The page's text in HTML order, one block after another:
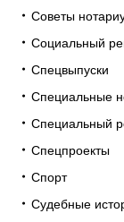
Советы
Социальный
Спецвыпуски
Специальные
Специальный
Спецпроекты
Спорт
Судебные